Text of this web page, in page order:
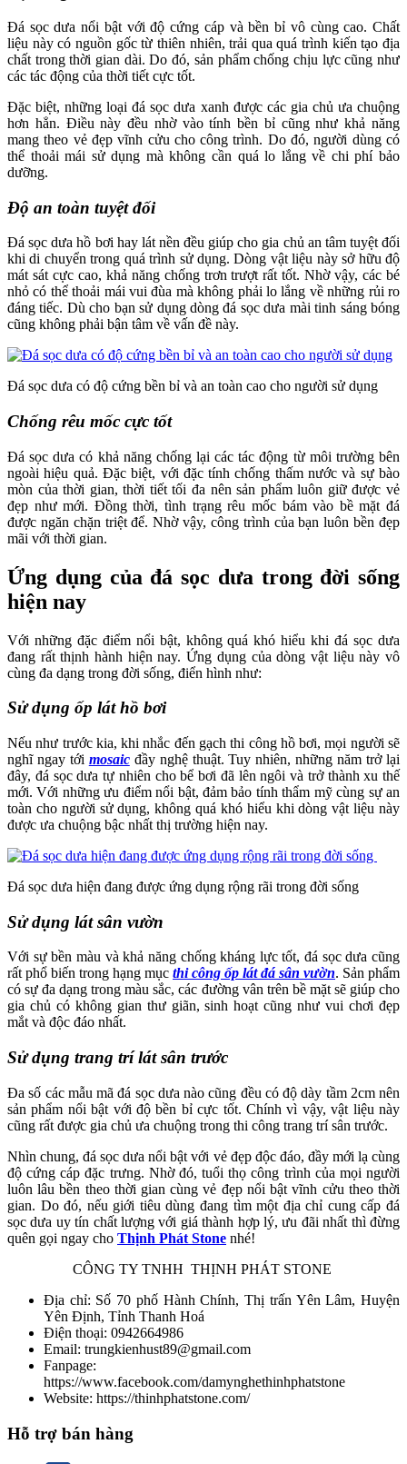
Đá sọc dưa nổi bật với độ cứng cáp và bền bỉ vô cùng cao. Chất
liệu này có nguồn gốc từ thiên nhiên, trải qua quá trình kiến tạo địa
chất trong thời gian dài. Do đó, sản phẩm chống chịu lực cũng như
các tác động của thời tiết cực tốt.
Đặc biệt, những loại đá sọc dưa xanh được các gia chủ ưa chuộng
hơn hẳn. Điều này đều nhờ vào tính bền bỉ cũng như khả năng
mang theo vẻ đẹp vĩnh cửu cho công trình. Do đó, người dùng có
thể thoải mái sử dụng mà không cần quá lo lắng về chi phí bảo
dưỡng.
Độ an toàn tuyệt đối
Đá sọc dưa hồ bơi hay lát nền đều giúp cho gia chủ an tâm tuyệt đối
khi di chuyển trong quá trình sử dụng. Dòng vật liệu này sở hữu độ
mát sát cực cao, khả năng chống trơn trượt rất tốt. Nhờ vậy, các bé
nhỏ có thể thoải mái vui đùa mà không phải lo lắng về những rủi ro
đáng tiếc. Dù cho bạn sử dụng dòng đá sọc dưa mài tinh sáng bóng
cũng không phải bận tâm về vấn đề này.
Đá sọc dưa có độ cứng bền bỉ và an toàn cao cho người sử dụng
Chống rêu mốc cực tốt
Đá sọc dưa có khả năng chống lại các tác động từ môi trường bên
ngoài hiệu quả. Đặc biệt, với đặc tính chống thấm nước và sự bào
mòn của thời gian, thời tiết tối đa nên sản phẩm luôn giữ được vẻ
đẹp như mới. Đồng thời, tình trạng rêu mốc bám vào bề mặt đá
được ngăn chặn triệt để. Nhờ vậy, công trình của bạn luôn bền đẹp
mãi với thời gian.
Ứng dụng của đá sọc dưa trong đời sống
hiện nay
Với những đặc điểm nổi bật, không quá khó hiểu khi đá sọc dưa
đang rất thịnh hành hiện nay. Ứng dụng của dòng vật liệu này vô
cùng đa dạng trong đời sống, điển hình như:
Sử dụng ốp lát hồ bơi
Nếu như trước kia, khi nhắc đến gạch thi công hồ bơi, mọi người sẽ
nghĩ ngay tới mosaicđầy nghệ thuật. Tuy nhiên, những năm trở lại
đây, đá sọc dưa tự nhiên cho bể bơi đã lên ngôi và trở thành xu thế
mới. Với những ưu điểm nổi bật, đảm bảo tính thẩm mỹ cùng sự an
toàn cho người sử dụng, không quá khó hiểu khi dòng vật liệu này
được ưa chuộng bậc nhất thị trường hiện nay.
Đá sọc dưa hiện đang được ứng dụng rộng rãi trong đời sống
Sử dụng lát sân vườn
Với sự bền màu và khả năng chống kháng lực tốt, đá sọc dưa cũng
rất phổ biến trong hạng mục thi công ốp lát đá sân vườn. Sản phẩm
có sự đa dạng trong màu sắc, các đường vân trên bề mặt sẽ giúp cho
gia chủ có không gian thư giãn, sinh hoạt cũng như vui chơi đẹp
mắt và độc đáo nhất.
Sử dụng trang trí lát sân trước
Đa số các mẫu mã đá sọc dưa nào cũng đều có độ dày tầm 2cm nên
sản phẩm nổi bật với độ bền bỉ cực tốt. Chính vì vậy, vật liệu này
cũng rất được gia chủ ưa chuộng trong thi công trang trí sân trước.
Nhìn chung, đá sọc dưa nổi bật với vẻ đẹp độc đáo, đầy mới lạ cùng
độ cứng cáp đặc trưng. Nhờ đó, tuổi thọ công trình của mọi người
luôn lâu bền theo thời gian cùng vẻ đẹp nổi bật vĩnh cửu theo thời
gian. Do đó, nếu giới tiêu dùng đang tìm một địa chỉ cung cấp đá
sọc dưa uy tín chất lượng với giá thành hợp lý, ưu đãi nhất thì đừng
quên gọi ngay cho Thịnh Phát Stone nhé!
CÔNG TY TNHH THỊNH PHÁT STONE
Địa chỉ: Số 70 phố Hành Chính, Thị trấn Yên Lâm, Huyện
Yên Định, Tỉnh Thanh Hoá
Điện thoại: 0942664986
Email: trungkienhust89@gmail.com
Fanpage:
https://www.facebook.com/damynghethinhphatstone
Website: https://thinhphatstone.com/
Hỗ trợ bán hàng